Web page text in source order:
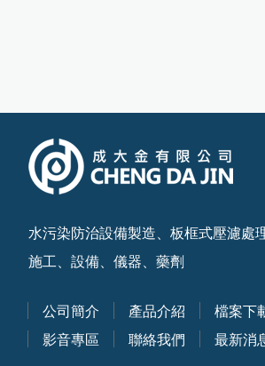
水污染防治設備製造、板框式壓濾處
施工、設備、儀器、藥劑
公司簡介 產品介紹
檔案下
影音專區
聯絡我們 最新消